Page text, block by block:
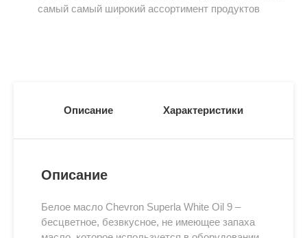
самый самый широкий ассортимент продуктов
Описание Характеристики
Описание
Белое масло Chevron Superla White Oil 9 –
бесцветное, безвкусное, не имеющее запаха